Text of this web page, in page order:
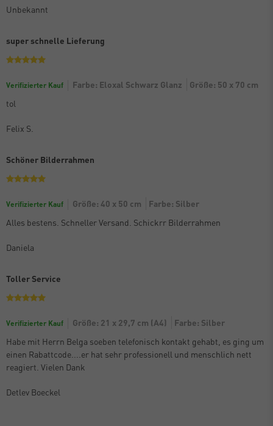
Unbekannt
super schnelle Lieferung
Verifizierter Kauf Farbe: Eloxal Schwarz Glanz
Größe: 50 x 70 cm
tol
Felix S.
Schöner Bilderrahmen
Verifizierter Kauf Größe: 40 x 50 cm
Farbe: Silber
Alles bestens. Schneller Versand. Schickrr Bilderrahmen
Daniela
Toller Service
Verifizierter Kauf Größe: 21 x 29,7 cm (A4)
Farbe: Silber
Habe mit Herrn Belga soeben telefonisch kontakt gehabt, es ging um
einen Rabattcode....er hat sehr professionell und menschlich nett
reagiert. Vielen Dank
Detlev Boeckel